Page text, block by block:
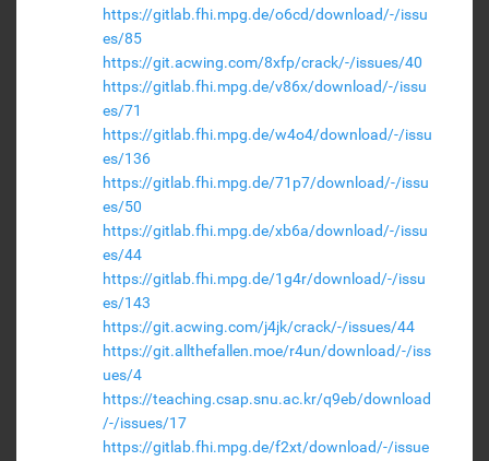
https://gitlab.fhi.mpg.de/o6cd/download/-/issu
es/85
https://git.acwing.com/8xfp/crack/-/issues/40
https://gitlab.fhi.mpg.de/v86x/download/-/issu
es/71
https://gitlab.fhi.mpg.de/w4o4/download/-/issu
es/136
https://gitlab.fhi.mpg.de/71p7/download/-/issu
es/50
https://gitlab.fhi.mpg.de/xb6a/download/-/issu
es/44
https://gitlab.fhi.mpg.de/1g4r/download/-/issu
es/143
https://git.acwing.com/j4jk/crack/-/issues/44
https://git.allthefallen.moe/r4un/download/-/iss
ues/4
https://teaching.csap.snu.ac.kr/q9eb/download
/-/issues/17
https://gitlab.fhi.mpg.de/f2xt/download/-/issue